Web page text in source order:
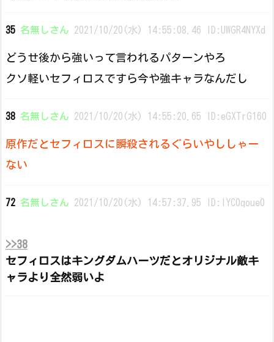
35 名無しさん 2021/10/20(水) 14:55:08.46 ID:UWGR4NYXd
どうせ後から強いって言われるパターンやろ
クソ軽いセフィロスですら今や強キャラなんだし
38 名無しさん 2021/10/20(水) 14:55:20.65 ID:eGXTrG160
原作だとセフィロスに瞬殺されるぐらいやししゃー
ない
72 名無しさん 2021/10/20(水) 14:57:37.95 ID:IYC0qoue0
>>38
セフィロスはキングダムハーツだとオリジナル敵キ
ャラより全然弱いよ